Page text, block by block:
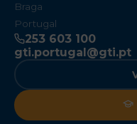
Braga
Portugal
253 603 100
gti.portugal@gti.pt